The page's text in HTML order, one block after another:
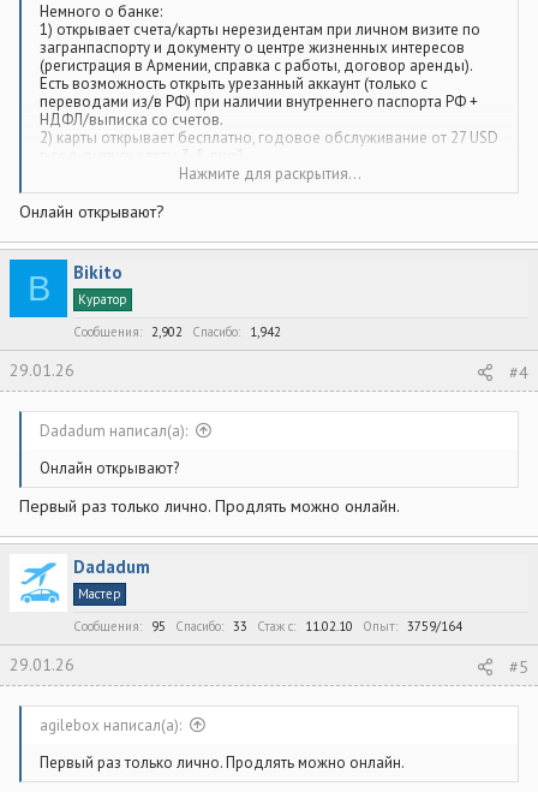
Немного о банке:
1) открывает счета/карты нерезидентам при личном визите по
загранпаспорту и документу о центре жизненных интересов
(регистрация в Армении, справка с работы, договор аренды).
Есть возможность открыть урезанный аккаунт (только с
переводами из/в РФ) при наличии внутреннего паспорта РФ +
НДФЛ/выписка со счетов.
2) карты открывает бесплатно, годовое обслуживание от 27 USD
в год, выпуск карты 3-5 дней
3) смс приходят на номер РФ
4) к Paypal привязывается (страну надо выбрать не РФ)
5) Продлять/перевыпускать можно удаленно, новую карту
экспресс-почтой присылают в РФ
6) Пополнять можно по реквизитам в рублях на корсчет
7) Есть виртуальные карты, поддержка Apple Pay/Google Pay
8) без включения 3DS (3D Secure) для карты не получится
использовать карту для онлайн покупок
Нажмите для раскрытия...
Онлайн открывают?
B Bikito
Куратор
Сообщения
2,902 Спасибо 1,942
29.01.26 #4
Dadadum написал(а):
Онлайн открывают?
Первый раз только лично. Продлять можно онлайн.
Dadadum
Мастер
Сообщения
95 Спасибо 33 Стаж c 11.02.10 Опыт 3759/164
29.01.26 #5
agilebox написал(а):
Первый раз только лично. Продлять можно онлайн.